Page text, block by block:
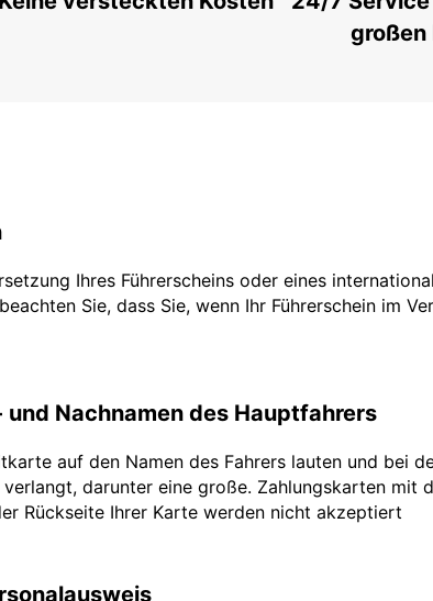
großen
Ihres Führerscheins oder eines
Sie, dass Sie, wenn Ihr Führerschein im
Nachnamen des Hauptfahrers
auf den Namen des Fahrers lauten und bei
darunter eine große. Zahlungskarten mit
Rückseite Ihrer Karte werden nicht akzeptiert